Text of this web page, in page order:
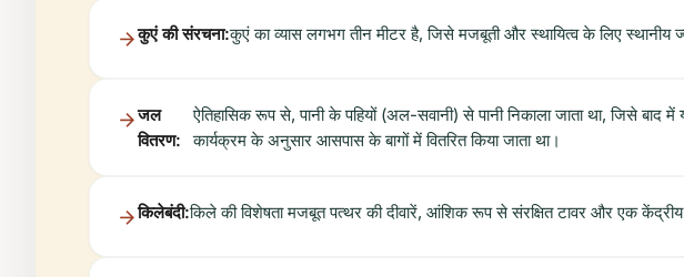
कुएं की संरचना:कुएं का व्यास लगभग तीन मीटर है, जिसे मजबूती और स्थायित्व के लिए स्थानीय
जल
वितरण:
ऐतिहासिक रूप से, पानी के पहियों (अल-सवानी) से पानी निकाला जाता था, जिसे बाद
कार्यक्रम के अनुसार आसपास के बागों में वितरित किया जाता था।
किलेबंदी:किले की विशेषता मजबूत पत्थर की दीवारें, आंशिक रूप से संरक्षित टावर और एक केंद्रीय